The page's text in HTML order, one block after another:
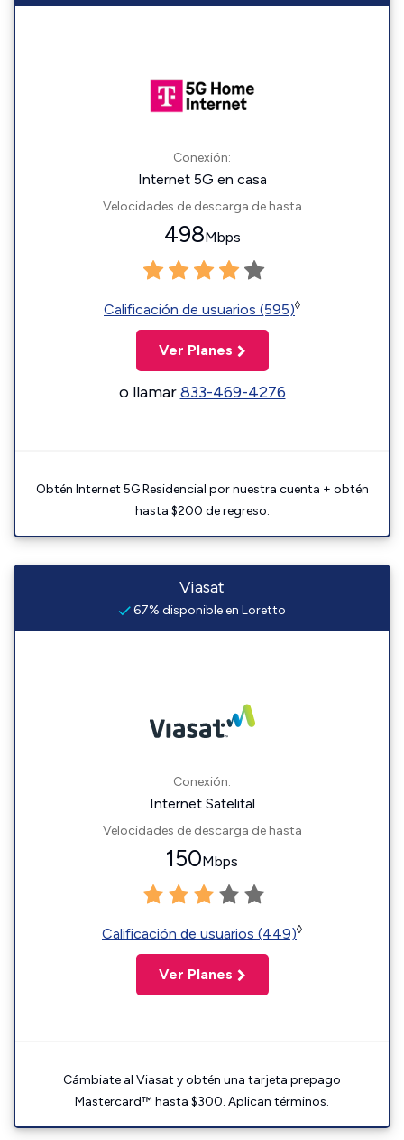
Conexión:
Internet 5G en casa
Velocidades de descarga de hasta
498Mbps
Calificación de usuarios (595)◊
Ver Planes
o llamar833-469-4276
Obtén Internet 5G Residencial por nuestra cuenta + obtén
hasta $200 de regreso.
Viasat
67% disponible en Loretto
Conexión:
Internet Satelital
Velocidades de descarga de hasta
150Mbps
Calificación de usuarios (449)◊
Ver Planes
Cámbiate al Viasat y obtén una tarjeta prepago
Mastercard™ hasta $300. Aplican términos.